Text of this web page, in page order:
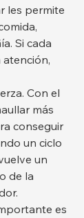
les permite
Si cada
Con el
más
conseguir
un ciclo
un
de la
es